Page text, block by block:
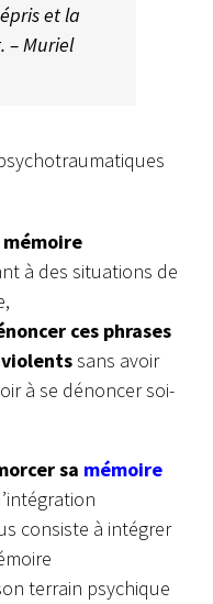
et la
– Muriel
à des situations de
ces phrases
sans avoir
à se dénoncer soi-
sa mémoire
consiste à intégrer
terrain psychique